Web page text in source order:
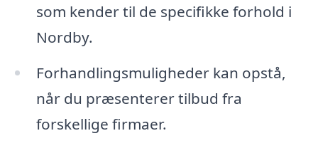
som kender til de specifikke forhold i
Nordby.
Forhandlingsmuligheder kan opstå,
når du præsenterer tilbud fra
forskellige firmaer.